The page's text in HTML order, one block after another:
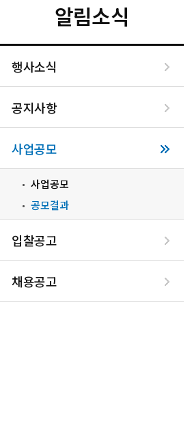
알림소식
행사소식
공지사항
사업공모
사업공모
공모결과
입찰공고
채용공고